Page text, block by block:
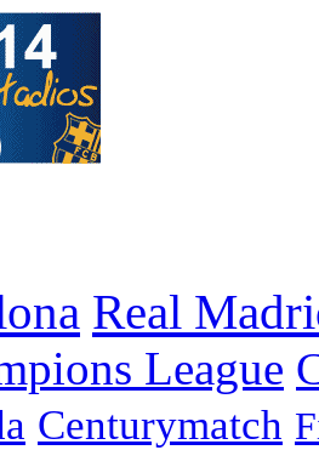
Real
League
Centurymatch